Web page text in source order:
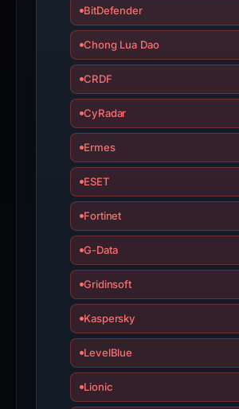
the
report
is
BitDefender
Chong Lua Dao
CRDF
CyRadar
Ermes
ESET
Fortinet
G-Data
Gridinsoft
Kaspersky
LevelBlue
Lionic